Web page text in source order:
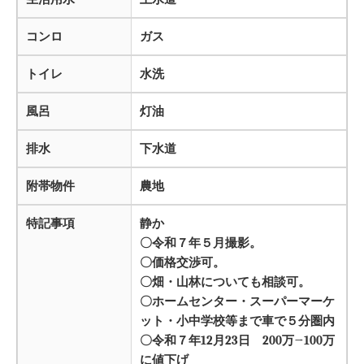
コンロ ガス
トイレ 水洗
風呂 灯油
排水 下水道
附帯物件 農地
特記事項
静か
〇令和７年５月撮影。
〇価格交渉可。
〇畑・山林についても相談可。
〇ホームセンター・スーパーマーケ
ット・小中学校等まで車で５分圏内
〇令和７年12月23日 200万→100万
に値下げ